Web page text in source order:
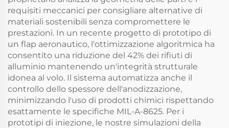
requisiti meccanici per consigliare alternative di
materiali sostenibili senza compromettere le
prestazioni. In un recente progetto di prototipo di
un flap aeronautico, l'ottimizzazione algoritmica ha
consentito una riduzione del 42% dei rifiuti di
alluminio mantenendo un'integrità strutturale
idonea al volo. Il sistema automatizza anche il
controllo dello spessore dell'anodizzazione,
minimizzando l'uso di prodotti chimici rispettando
esattamente le specifiche MIL-A-8625. Per i
prototipi di iniezione, le nostre simulazioni della